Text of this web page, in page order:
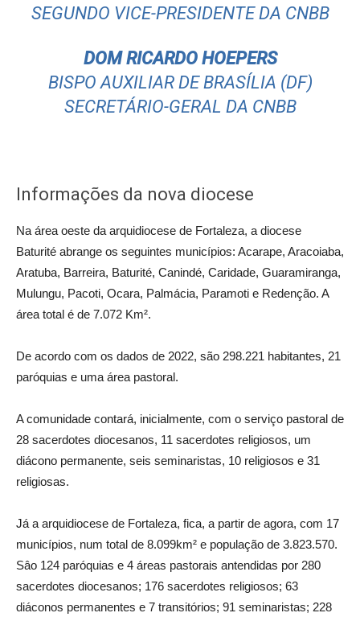
SEGUNDO VICE-PRESIDENTE DA CNBB
DOM RICARDO HOEPERS
BISPO AUXILIAR DE BRASÍLIA (DF)
SECRETÁRIO-GERAL DA CNBB
Informações da nova diocese
Na área oeste da arquidiocese de Fortaleza, a diocese
Baturité abrange os seguintes municípios: Acarape, Aracoiaba,
Aratuba, Barreira, Baturité, Canindé, Caridade, Guaramiranga,
Mulungu, Pacoti, Ocara, Palmácia, Paramoti e Redenção. A
área total é de 7.072 Km².
De acordo com os dados de 2022, são 298.221 habitantes, 21
paróquias e uma área pastoral.
A comunidade contará, inicialmente, com o serviço pastoral de
28 sacerdotes diocesanos, 11 sacerdotes religiosos, um
diácono permanente, seis seminaristas, 10 religiosos e 31
religiosas.
Já a arquidiocese de Fortaleza, fica, a partir de agora, com 17
municípios, num total de 8.099km² e população de 3.823.570.
Sâo 124 paróquias e 4 áreas pastorais antendidas por 280
sacerdotes diocesanos; 176 sacerdotes religiosos; 63
diáconos permanentes e 7 transitórios; 91 seminaristas; 228